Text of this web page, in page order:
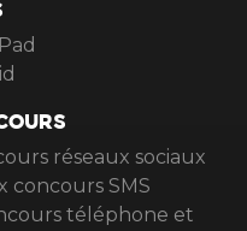
réseaux sociaux
concours SMS
téléphone et